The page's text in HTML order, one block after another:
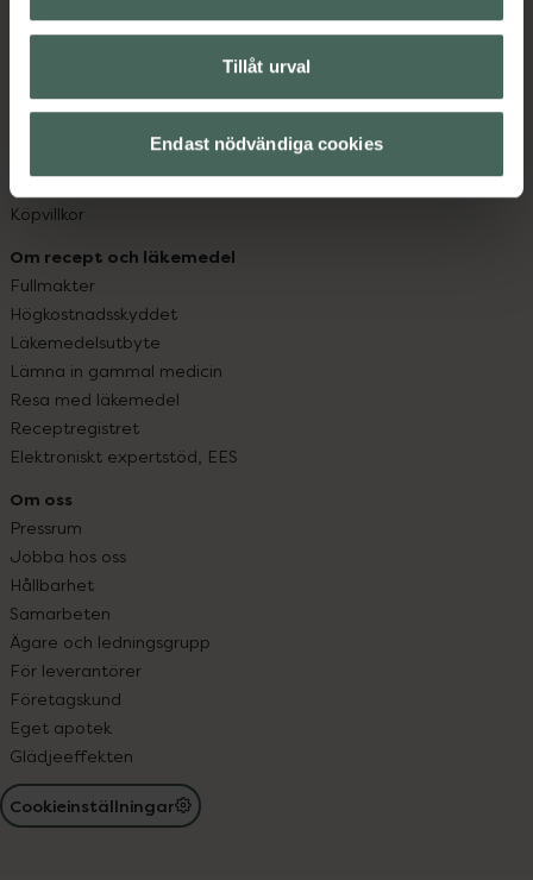
Tillåt urval
Endast nödvändiga cookies
Hitta apotek
Leverans, betalning och retur
Sajtens tillgänglighet
App
Köpvillkor
Om recept och läkemedel
Fullmakter
Högkostnadsskyddet
Läkemedelsutbyte
Lämna in gammal medicin
Resa med läkemedel
Receptregistret
Elektroniskt expertstöd, EES
Om oss
Pressrum
Jobba hos oss
Hållbarhet
Samarbeten
Ägare och ledningsgrupp
För leverantörer
Företagskund
Eget apotek
Glädjeeffekten
Cookieinställningar